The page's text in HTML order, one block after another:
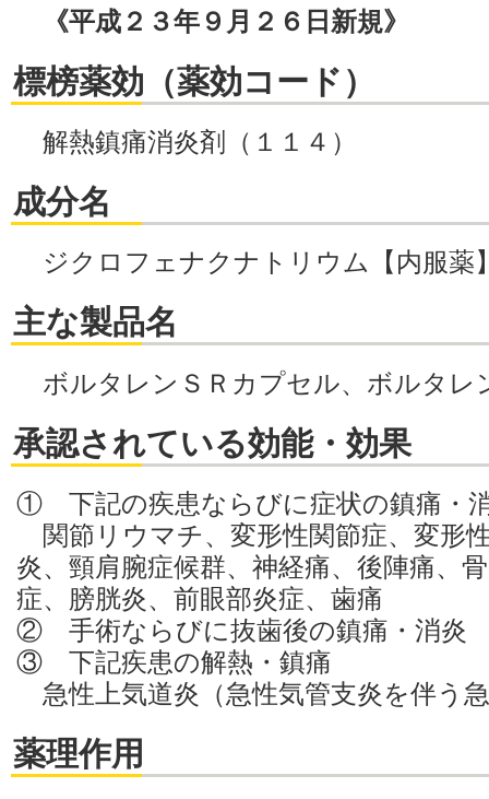
《平成２３年９月２６日新規》
標榜薬効（薬効コード）
解熱鎮痛消炎剤（１１４）
成分名
ジクロフェナクナトリウム【内服薬
主な製品名
ボルタレンＳＲカプセル、ボルタレ
承認されている効能・効果
① 下記の疾患ならびに症状の鎮痛・
関節リウマチ、変形性関節症、変形
炎、頸肩腕症候群、神経痛、後陣痛、
症、膀胱炎、前眼部炎症、歯痛
② 手術ならびに抜歯後の鎮痛・消炎
③ 下記疾患の解熱・鎮痛
急性上気道炎（急性気管支炎を伴う
薬理作用